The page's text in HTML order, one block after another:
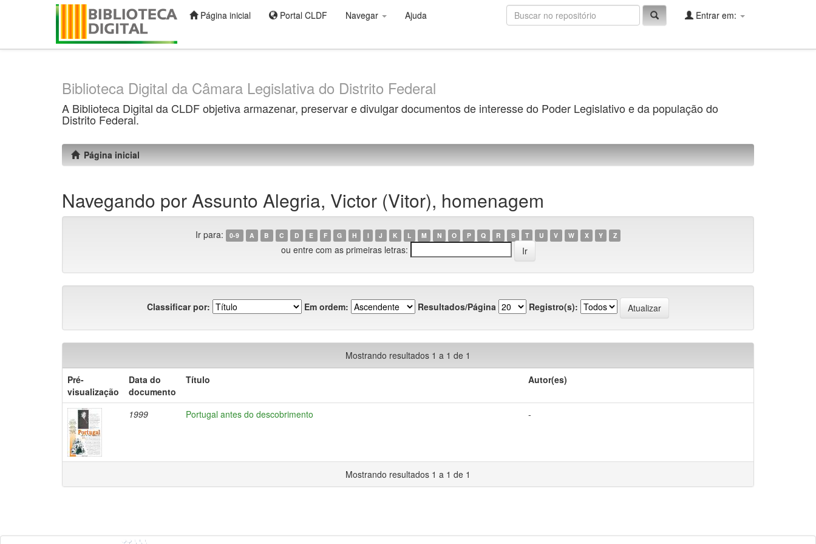
Página inicial Portal CLDF Navegar Ajuda Entrar em:
Biblioteca Digital da Câmara Legislativa do Distrito Federal
A Biblioteca Digital da CLDF objetiva armazenar, preservar e divulgar documentos de interesse do Poder Legislativo e da população do
Distrito Federal.
Página inicial
Navegando por Assunto Alegria, Victor (Vitor), homenagem
Ir para: 0-9 A B C D E F G H I J K L M N O P Q R S T U V W X Y Z
ou entre com as primeiras letras:
Classificar por: Em ordem: Resultados/Página Registro(s):
Mostrando resultados 1 a 1 de 1
Pré-
visualização
Data do
documento
Título Autor(es)
1999 Portugal antes do descobrimento -
Mostrando resultados 1 a 1 de 1